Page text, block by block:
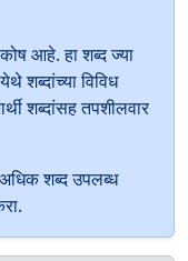
आहे. हा शब्द ज्या
शब्दांच्या विविध
शब्दांसह तपशीलवार
शब्द उपलब्ध